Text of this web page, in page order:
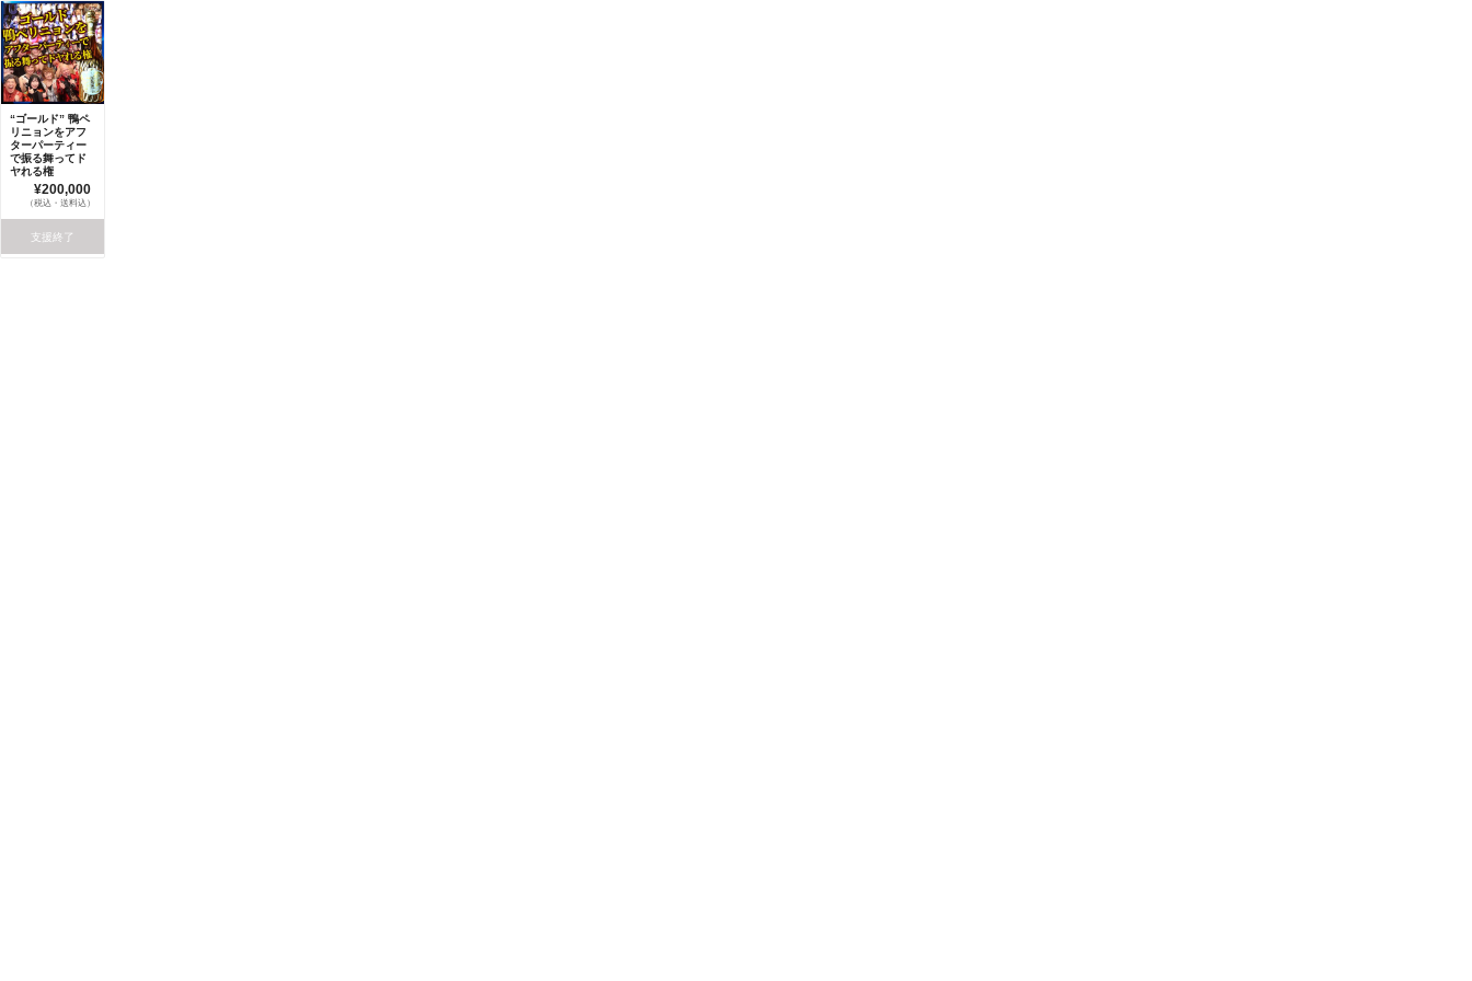
“ゴールド” 鴨ペ
リニョンをアフ
ターパーティー
で振る舞ってド
ヤれる権
¥200,000
（税込・送料込）
支援終了